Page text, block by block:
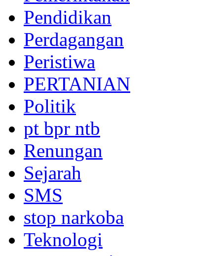
Pendidikan
Perdagangan
Peristiwa
PERTANIAN
Politik
pt bpr ntb
Renungan
Sejarah
SMS
stop narkoba
Teknologi